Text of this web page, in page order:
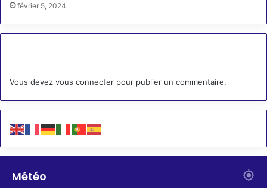
février 5, 2024
Vous devez vous connecter pour publier un commentaire.
Météo